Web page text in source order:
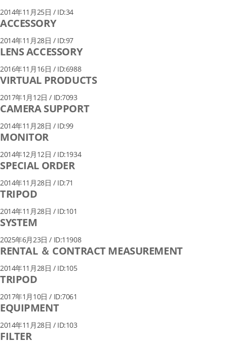
2014年11月25日 / ID:34
ACCESSORY
2014年11月28日 / ID:97
LENS ACCESSORY
2016年11月16日 / ID:6988
VIRTUAL PRODUCTS
2017年1月12日 / ID:7093
CAMERA SUPPORT
2014年11月28日 / ID:99
MONITOR
2014年12月12日 / ID:1934
SPECIAL ORDER
2014年11月28日 / ID:71
TRIPOD
2014年11月28日 / ID:101
SYSTEM
2025年6月23日 / ID:11908
RENTAL ＆ CONTRACT MEASUREMENT
2014年11月28日 / ID:105
TRIPOD
2017年1月10日 / ID:7061
EQUIPMENT
2014年11月28日 / ID:103
FILTER